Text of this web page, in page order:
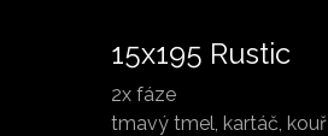
15x195 Rustic
2x fáze
tmavý tmel, kartáč, kouř